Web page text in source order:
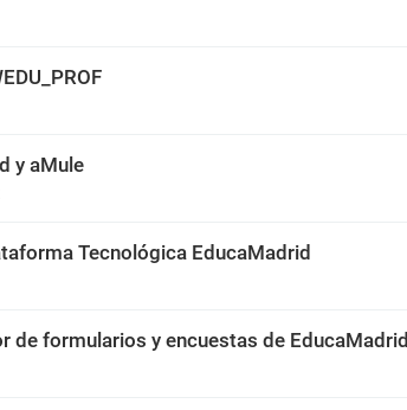
y aMule
Tecnológica EducaMadrid
de formularios y encuestas de EducaMadrid